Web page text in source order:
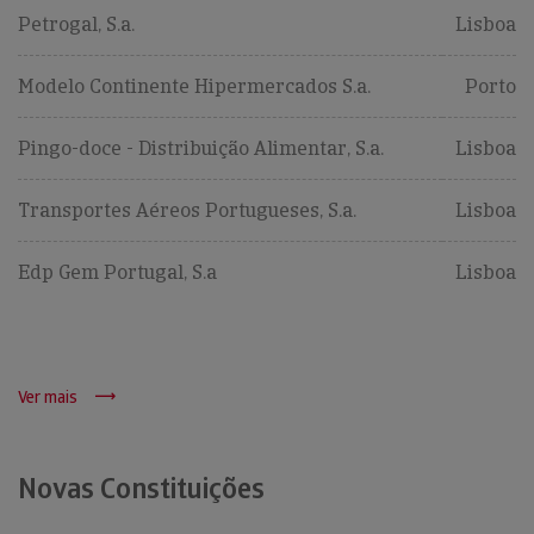
Petrogal, S.a. Lisboa
Modelo Continente Hipermercados S.a. Porto
Pingo-doce - Distribuição Alimentar, S.a. Lisboa
Transportes Aéreos Portugueses, S.a. Lisboa
Edp Gem Portugal, S.a Lisboa
Ver mais
Novas Constituições